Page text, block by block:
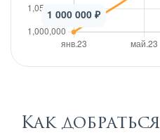
Как добраться